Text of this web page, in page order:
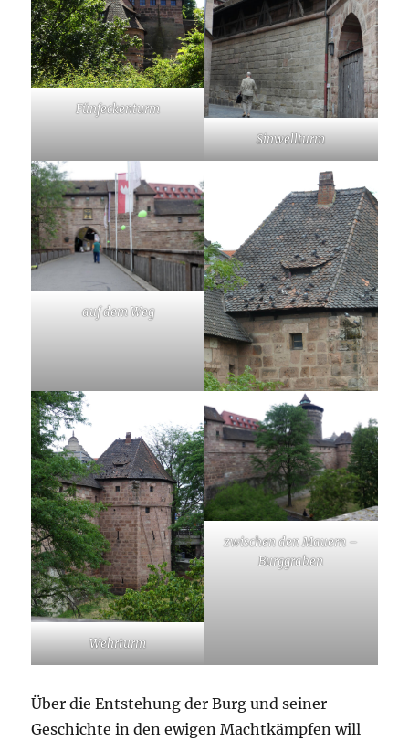
Fünfeckenturm
Sinwellturm
auf dem Weg
Wehrturm
zwischen den Mauern –
Burggraben
Über die Entstehung der Burg und seiner
Geschichte in den ewigen Machtkämpfen will